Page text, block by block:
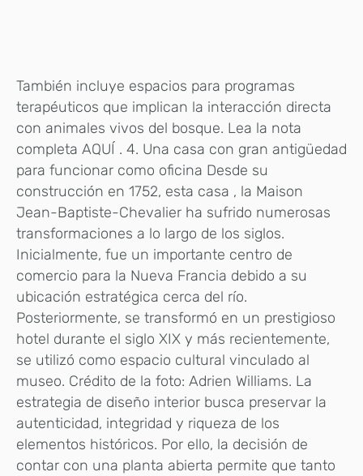
También incluye espacios para programas
terapéuticos que implican la interacción directa
con animales vivos del bosque. Lea la nota
completa AQUÍ . 4. Una casa con gran antigüedad
para funcionar como oficina Desde su
construcción en 1752, esta casa , la Maison
Jean-Baptiste-Chevalier ha sufrido numerosas
transformaciones a lo largo de los siglos.
Inicialmente, fue un importante centro de
comercio para la Nueva Francia debido a su
ubicación estratégica cerca del río.
Posteriormente, se transformó en un prestigioso
hotel durante el siglo XIX y más recientemente,
se utilizó como espacio cultural vinculado al
museo. Crédito de la foto: Adrien Williams. La
estrategia de diseño interior busca preservar la
autenticidad, integridad y riqueza de los
elementos históricos. Por ello, la decisión de
contar con una planta abierta permite que tanto